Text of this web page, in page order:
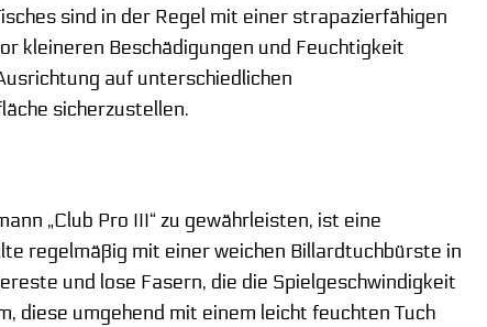
sind in der Regel mit einer strapazierfähigen
kleineren Beschädigungen und Feuchtigkeit
auf unterschiedlichen
sicherzustellen.
„Club Pro III“ zu gewährleisten, ist eine
regelmäßig mit einer weichen Billardtuchbürste in
und lose Fasern, die die Spielgeschwindigkeit
diese umgehend mit einem leicht feuchten Tuch